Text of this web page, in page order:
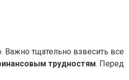
Важно тщательно взвесить все
трудностям. Перед